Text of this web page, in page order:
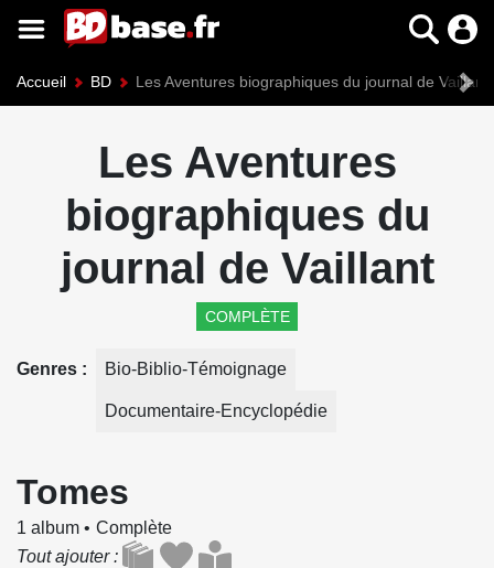
Accueil BD Les Aventures biographiques du journal de Vaillant
Les Aventures
biographiques du
journal de Vaillant
COMPLÈTE
Genres Bio-Biblio-Témoignage
Documentaire-Encyclopédie
Tomes
1 album
Complète
Tout ajouter